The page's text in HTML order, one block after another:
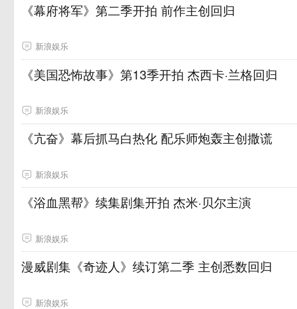
《幕府将军》第二季开拍 前作主创回归
新浪娱乐
《美国恐怖故事》第13季开拍 杰西卡·兰格回归
新浪娱乐
《亢奋》幕后抓马白热化 配乐师炮轰主创撒谎
新浪娱乐
《浴血黑帮》续集剧集开拍 杰米·贝尔主演
新浪娱乐
漫威剧集《奇迹人》续订第二季 主创悉数回归
新浪娱乐